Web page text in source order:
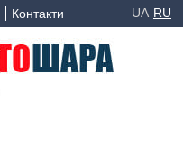
Контакти UA RU